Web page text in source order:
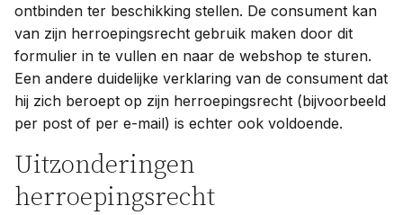
ontbinden ter beschikking stellen. De consument kan
van zijn herroepingsrecht gebruik maken door dit
formulier in te vullen en naar de webshop te sturen.
Een andere duidelijke verklaring van de consument dat
hij zich beroept op zijn herroepingsrecht (bijvoorbeeld
per post of per e-mail) is echter ook voldoende.
Uitzonderingen
herroepingsrecht